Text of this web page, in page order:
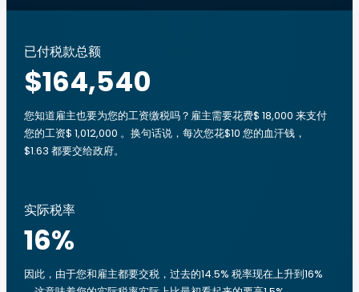
已付税款总额
$164,540
您知道雇主也要为您的工资缴税吗？雇主需要花费$ 18,000 来支付
您的工资$ 1,012,000 。换句话说，每次您花$10 您的血汗钱，
$1.63 都要交给政府。
实际税率
16%
因此，由于您和雇主都要交税，过去的14.5% 税率现在上升到16%